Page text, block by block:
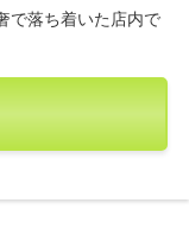
で落ち着いた店内で